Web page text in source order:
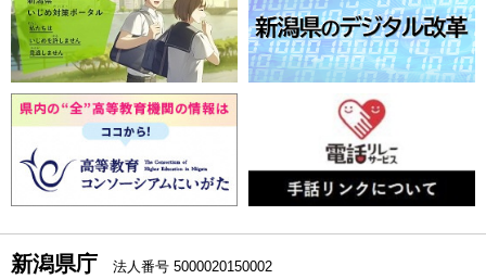
新潟県庁 法人番号 5000020150002